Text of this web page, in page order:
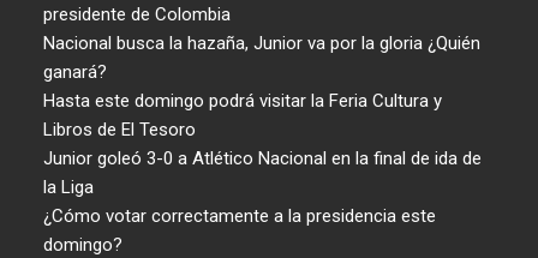
presidente de Colombia
Nacional busca la hazaña, Junior va por la gloria ¿Quién
ganará?
Hasta este domingo podrá visitar la Feria Cultura y
Libros de El Tesoro
Junior goleó 3-0 a Atlético Nacional en la final de ida de
la Liga
¿Cómo votar correctamente a la presidencia este
domingo?